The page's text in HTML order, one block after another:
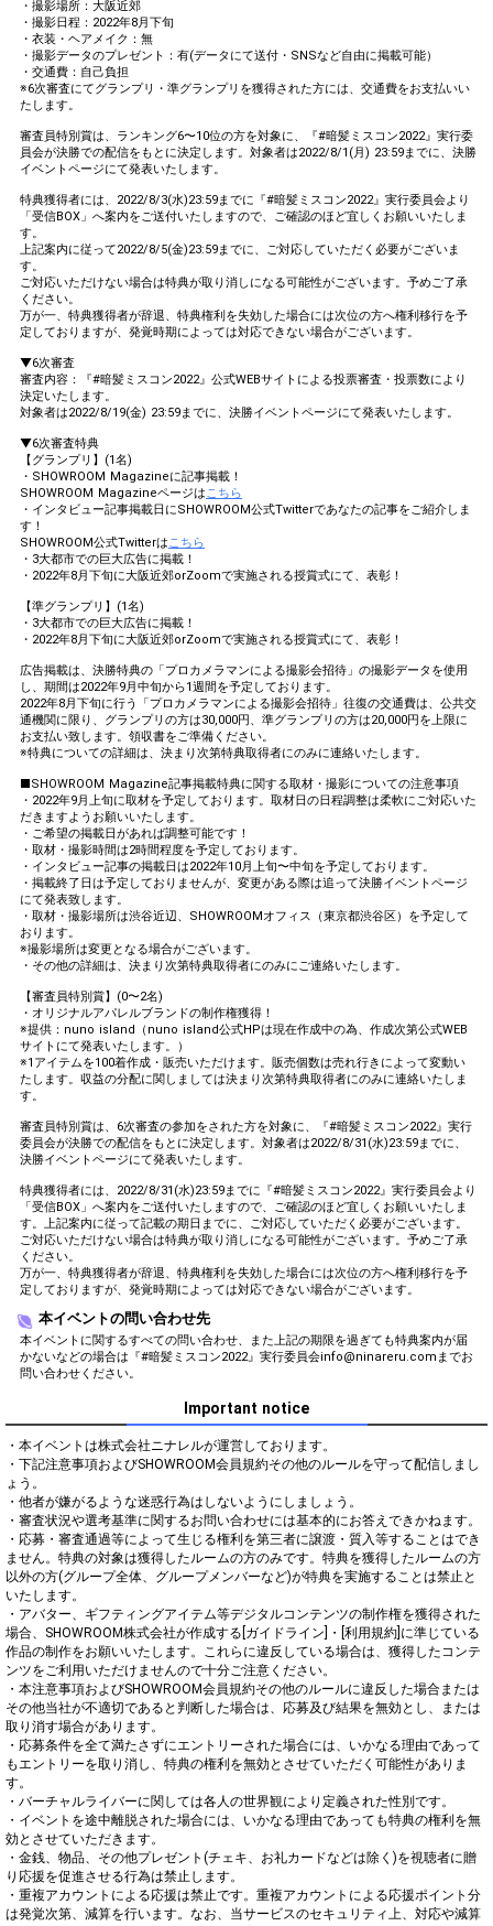
・撮影場所：大阪近郊
・撮影日程：2022年8月下旬
・衣装・ヘアメイク：無
・撮影データのプレゼント：有(データにて送付・SNSなど自由に掲載可能）
・交通費：自己負担
※6次審査にてグランプリ・準グランプリを獲得された方には、交通費をお支払いい
たします。
審査員特別賞は、ランキング6〜10位の方を対象に、『#暗髪ミスコン2022』実行委
員会が決勝での配信をもとに決定します。対象者は2022/8/1(月) 23:59までに、決勝
イベントページにて発表いたします。
特典獲得者には、2022/8/3(水)23:59までに『#暗髪ミスコン2022』実行委員会より
「受信BOX」へ案内をご送付いたしますので、ご確認のほど宜しくお願いいたしま
す。
上記案内に従って2022/8/5(金)23:59までに、ご対応していただく必要がございま
す。
ご対応いただけない場合は特典が取り消しになる可能性がございます。予めご了承
ください。
万が一、特典獲得者が辞退、特典権利を失効した場合には次位の方へ権利移行を予
定しておりますが、発覚時期によっては対応できない場合がございます。
▼6次審査
審査内容：『#暗髪ミスコン2022』公式WEBサイトによる投票審査・投票数により
決定いたします。
対象者は2022/8/19(金) 23:59までに、決勝イベントページにて発表いたします。
▼6次審査特典
【グランプリ】(1名)
・SHOWROOM Magazineに記事掲載！
SHOWROOM Magazineページはこちら
・インタビュー記事掲載日にSHOWROOM公式Twitterであなたの記事をご紹介しま
す！
SHOWROOM公式Twitterはこちら
・3大都市での巨大広告に掲載！
・2022年8月下旬に大阪近郊orZoomで実施される授賞式にて、表彰！
【準グランプリ】(1名)
・3大都市での巨大広告に掲載！
・2022年8月下旬に大阪近郊orZoomで実施される授賞式にて、表彰！
広告掲載は、決勝特典の「プロカメラマンによる撮影会招待」の撮影データを使用
し、期間は2022年9月中旬から1週間を予定しております。
2022年8月下旬に行う「プロカメラマンによる撮影会招待」往復の交通費は、公共交
通機関に限り、グランプリの方は30,000円、準グランプリの方は20,000円を上限に
お支払い致します。領収書をご準備ください。
※特典についての詳細は、決まり次第特典取得者にのみに連絡いたします。
■SHOWROOM Magazine記事掲載特典に関する取材・撮影についての注意事項
・2022年9月上旬に取材を予定しております。取材日の日程調整は柔軟にご対応いた
だきますようお願いいたします。
・ご希望の掲載日があれば調整可能です！
・取材・撮影時間は2時間程度を予定しております。
・インタビュー記事の掲載日は2022年10月上旬〜中旬を予定しております。
・掲載終了日は予定しておりませんが、変更がある際は追って決勝イベントページ
にて発表致します。
・取材・撮影場所は渋谷近辺、SHOWROOMオフィス（東京都渋谷区）を予定して
おります。
※撮影場所は変更となる場合がございます。
・その他の詳細は、決まり次第特典取得者にのみにご連絡いたします。
【審査員特別賞】(0〜2名)
・オリジナルアパレルブランドの制作権獲得！
※提供：nuno island（nuno island公式HPは現在作成中の為、作成次第公式WEB
サイトにて発表いたします。）
※1アイテムを100着作成・販売いただけます。販売個数は売れ行きによって変動い
たします。収益の分配に関しましては決まり次第特典取得者にのみに連絡いたしま
す。
審査員特別賞は、6次審査の参加をされた方を対象に、『#暗髪ミスコン2022』実行
委員会が決勝での配信をもとに決定します。対象者は2022/8/31(水)23:59までに、
決勝イベントページにて発表いたします。
特典獲得者には、2022/8/31(水)23:59までに『#暗髪ミスコン2022』実行委員会より
「受信BOX」へ案内をご送付いたしますので、ご確認のほど宜しくお願いいたしま
す。上記案内に従って記載の期日までに、ご対応していただく必要がございます。
ご対応いただけない場合は特典が取り消しになる可能性がございます。予めご了承
ください。
万が一、特典獲得者が辞退、特典権利を失効した場合には次位の方へ権利移行を予
定しておりますが、発覚時期によっては対応できない場合がございます。
本イベントの問い合わせ先
本イベントに関するすべての問い合わせ、また上記の期限を過ぎても特典案内が届
かないなどの場合は『#暗髪ミスコン2022』実行委員会info@ninareru.comまでお
問い合わせください。
Important notice
・本イベントは株式会社ニナレルが運営しております。
・下記注意事項およびSHOWROOM会員規約その他のルールを守って配信しまし
ょう。
・他者が嫌がるような迷惑行為はしないようにしましょう。
・審査状況や選考基準に関するお問い合わせには基本的にお答えできかねます。
・応募・審査通過等によって生じる権利を第三者に譲渡・質入等することはでき
ません。特典の対象は獲得したルームの方のみです。特典を獲得したルームの方
以外の方(グループ全体、グループメンバーなど)が特典を実施することは禁止と
いたします。
・アバター、ギフティングアイテム等デジタルコンテンツの制作権を獲得された
場合、SHOWROOM株式会社が作成する[ガイドライン]・[利用規約]に準じている
作品の制作をお願いいたします。これらに違反している場合は、獲得したコンテ
ンツをご利用いただけませんので十分ご注意ください。
・本注意事項およびSHOWROOM会員規約その他のルールに違反した場合または
その他当社が不適切であると判断した場合は、応募及び結果を無効とし、または
取り消す場合があります。
・応募条件を全て満たさずにエントリーされた場合には、いかなる理由であって
もエントリーを取り消し、特典の権利を無効とさせていただく可能性がありま
す。
・バーチャルライバーに関しては各人の世界観により定義された性別です。
・イベントを途中離脱された場合には、いかなる理由であっても特典の権利を無
効とさせていただきます。
・金銭、物品、その他プレゼント(チェキ、お礼カードなどは除く)を視聴者に贈
り応援を促進させる行為は禁止します。
・重複アカウントによる応援は禁止です。重複アカウントによる応援ポイント分
は発覚次第、減算を行います。なお、当サービスのセキュリティ上、対応や減算